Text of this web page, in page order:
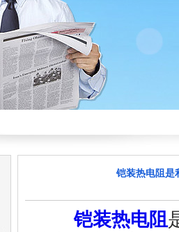
铠装热电阻是
铠装热电阻